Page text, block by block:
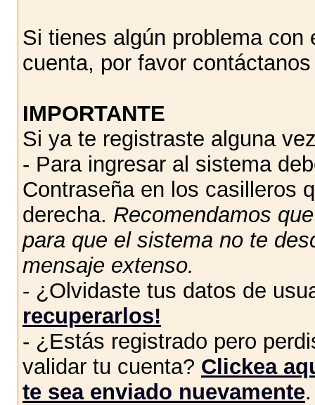
Si tienes algún problema
cuenta, por favor
IMPORTANTE
Si ya te registraste alguna
- Para ingresar al sistema
Contraseña en los casilleros
derecha. Recomendamos
para que el sistema no te
mensaje extenso.
- ¿Olvidaste tus datos de
recuperarlos!
- ¿Estás registrado pero
validar tu cuenta? Clickea
te sea enviado nuevamente.